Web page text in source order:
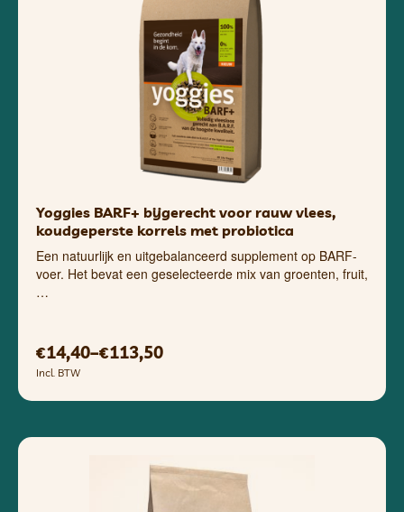
Yoggies BARF+ bijgerecht voor rauw vlees,
koudgeperste korrels met probiotica
Een natuurlijk en uitgebalanceerd supplement op BARF-
voer. Het bevat een geselecteerde mix van groenten, fruit,
…
€14,40–€113,50
Incl. BTW